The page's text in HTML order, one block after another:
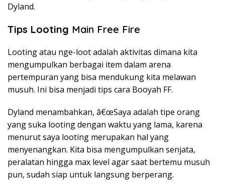
Dyland.
Tips Looting Main Free Fire
Looting atau nge-loot adalah aktivitas dimana kita
mengumpulkan berbagai item dalam arena
pertempuran yang bisa mendukung kita melawan
musuh. Ini bisa menjadi tips cara Booyah FF.
Dyland menambahkan, â€œSaya adalah tipe orang
yang suka looting dengan waktu yang lama, karena
menurut saya looting merupakan hal yang
menyenangkan. Kita bisa mengumpulkan senjata,
peralatan hingga max level agar saat bertemu musuh
pun, sudah siap untuk langsung berperang.